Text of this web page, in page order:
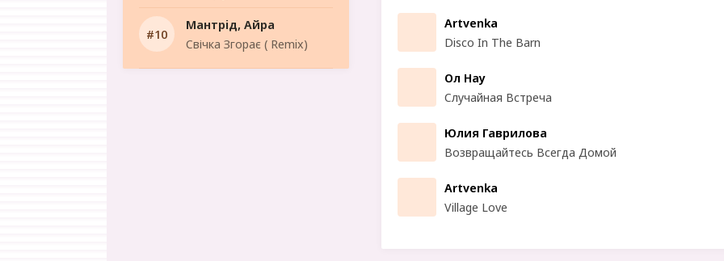
Мантрід, Айра
Свічка Згорає ( Remix)
Artvenka
Disco In The Barn
Ол Нау
Случайная Встреча
Юлия Гаврилова
Возвращайтесь Всегда Домой
Artvenka
Village Love